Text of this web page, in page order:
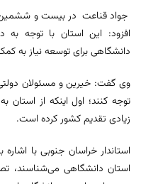
جواد قناعت در بیست و ششمین
افزود: این استان با توجه
دانشگاهی برای توسعه نیاز به
وی گفت: خیرین و مسئولان
توجه کنند؛ اول اینکه از استان
زیادی تقدیم کشور کرده است.
استاندار خراسان جنوبی با
استان دانشگاهی می‌شناسند،